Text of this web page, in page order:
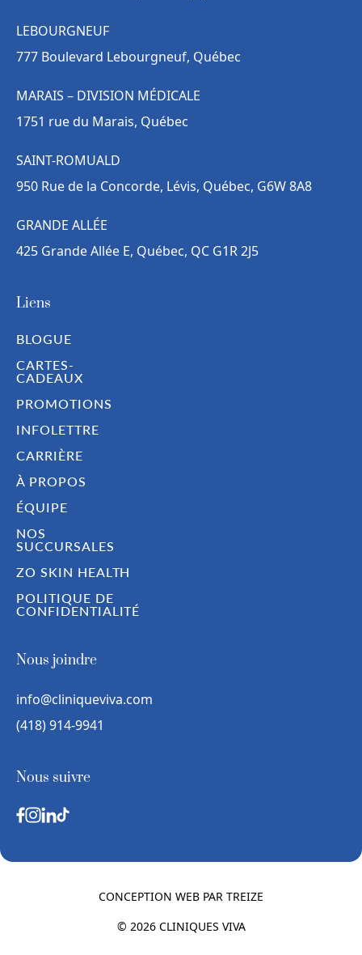
LEBOURGNEUF
777 Boulevard Lebourgneuf, Québec
MARAIS – DIVISION MÉDICALE
1751 rue du Marais, Québec
SAINT-ROMUALD
950 Rue de la Concorde, Lévis, Québec, G6W 8A8
GRANDE ALLÉE
425 Grande Allée E, Québec, QC G1R 2J5
Liens
BLOGUE
CARTES-
CADEAUX
PROMOTIONS
INFOLETTRE
CARRIÈRE
À PROPOS
ÉQUIPE
NOS
SUCCURSALES
ZO SKIN HEALTH
POLITIQUE DE
CONFIDENTIALITÉ
Nous joindre
info@cliniqueviva.com
(418) 914-9941
Nous suivre
CONCEPTION WEB PAR TREIZE
© 2026 CLINIQUES VIVA